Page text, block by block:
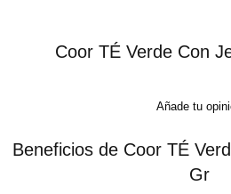
Coor TÉ Verde Con
Añade tu
Beneficios de Coor TÉ
Gr